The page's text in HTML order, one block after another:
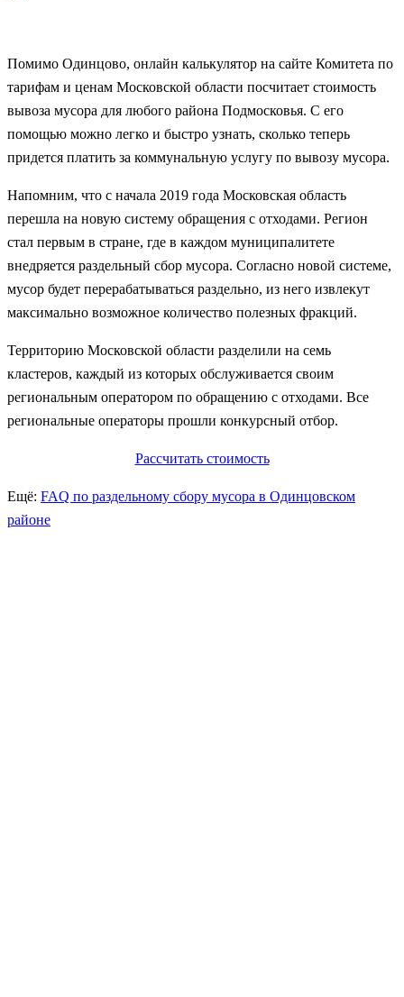
Помимо Одинцово, онлайн калькулятор на сайте Комитета по
тарифам и ценам Московской области посчитает стоимость
вывоза мусора для любого района Подмосковья. С его
помощью можно легко и быстро узнать, сколько теперь
придется платить за коммунальную услугу по вывозу мусора.
Напомним, что с начала 2019 года Московская область
перешла на новую систему обращения с отходами. Регион
стал первым в стране, где в каждом муниципалитете
внедряется раздельный сбор мусора. Согласно новой системе,
мусор будет перерабатываться раздельно, из него извлекут
максимально возможное количество полезных фракций.
Территорию Московской области разделили на семь
кластеров, каждый из которых обслуживается своим
региональным оператором по обращению с отходами. Все
региональные операторы прошли конкурсный отбор.
Рассчитать стоимость
Ещё: FAQ по раздельному сбору мусора в Одинцовском
районе